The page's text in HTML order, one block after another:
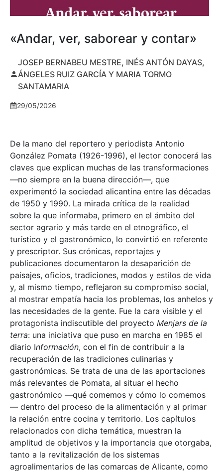
«Andar, ver, saborear y contar»
JOSEP BERNABEU MESTRE, INÉS ANTÓN DAYAS,
ÁNGELES RUIZ GARCÍA Y MARIA TORMO
SANTAMARIA
29/05/2026
De la mano del reportero y periodista Antonio
González Pomata (1926-1996), el lector conocerá las
claves que explican muchas de las transformaciones
—no siempre en la buena dirección—, que
experimentó la sociedad alicantina entre las décadas
de 1950 y 1990. La mirada crítica de la realidad
sobre la que informaba, primero en el ámbito del
sector agrario y más tarde en el etnográfico, el
turístico y el gastronómico, lo convirtió en referente
y prescriptor. Sus crónicas, reportajes y
publicaciones documentaron la desaparición de
paisajes, oficios, tradiciones, modos y estilos de vida
y, al mismo tiempo, reflejaron su compromiso social,
al mostrar empatía hacia los problemas, los anhelos y
las necesidades de la gente. Fue la cara visible y el
protagonista indiscutible del proyecto Menjars de la
terra: una iniciativa que puso en marcha en 1985 el
diario Información, con el fin de contribuir a la
recuperación de las tradiciones culinarias y
gastronómicas. Se trata de una de las aportaciones
más relevantes de Pomata, al situar el hecho
gastronómico —qué comemos y cómo lo comemos
— dentro del proceso de la alimentación y al primar
la relación entre cocina y territorio. Los capítulos
relacionados con dicha temática, muestran la
amplitud de objetivos y la importancia que otorgaba,
tanto a la revitalización de los sistemas
agroalimentarios de las comarcas de Alicante, como